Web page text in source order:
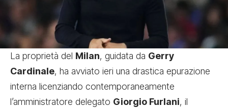
La proprietà del Milan, guidata da Gerry
Cardinale, ha avviato ieri una drastica epurazione
interna licenziando contemporaneamente
l’amministratore delegato Giorgio Furlani, il